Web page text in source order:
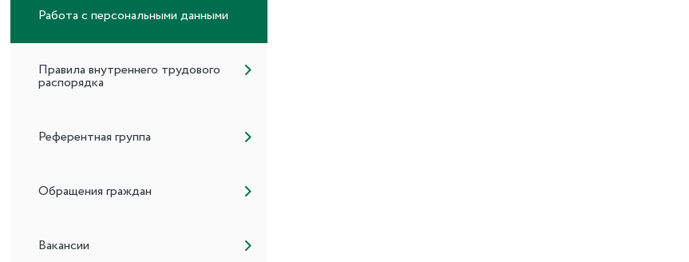
Работа с персональными данными
Правила внутреннего трудового
распорядка
Референтная группа
Обращения граждан
Вакансии